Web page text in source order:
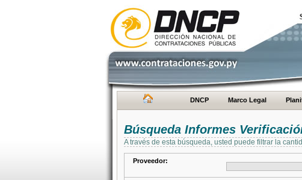
DNCP Marco Legal
Búsqueda Informes
A través de esta búsqueda, usted puede filtrar la
Proveedor: